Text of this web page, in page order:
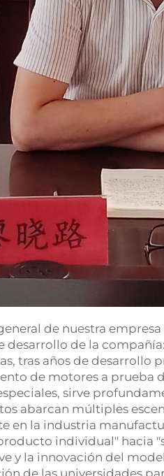
de nuestra
desarrollo de la
tras años de desarrollo
de motores a prueba
sirve
abarcan múltiples
en la industria
individual" hacia
y la innovación del
de las universidades